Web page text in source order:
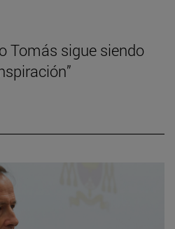
Tomás sigue siendo